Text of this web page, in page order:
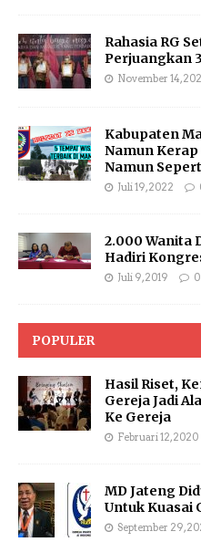
Rahasia RG
Perjuangkan
November 14,
Kabupaten
Namun Kerap
Namun
Juli 19, 2022
2.000 Wanita
Hadiri
Juli 9, 2019 0
POPULER
Hasil Riset,
Gereja Jadi
Ke Gereja
Februari 12, 2020
MD Jateng
Untuk Kuasai
September 29,